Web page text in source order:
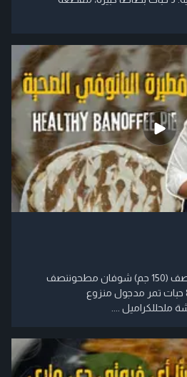
المكونات :للقاعدة:كوب ونصف (150 جم) شوفان مطحوننصف
كوب (60 جم) لوز مطحون8 حبات تمر مدجول منزوع
ملحللكراميل ....